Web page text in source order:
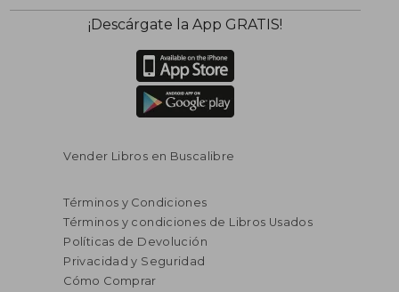
¡Descárgate la App GRATIS!
Vender Libros en Buscalibre
Términos y Condiciones
Términos y condiciones de Libros Usados
Políticas de Devolución
Privacidad y Seguridad
Cómo Comprar